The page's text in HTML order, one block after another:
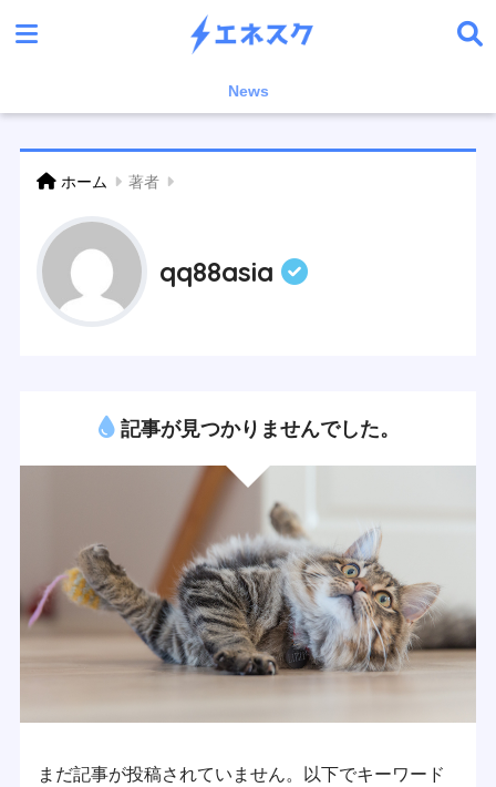
News
ホーム 著者
qq88asia
記事が見つかりませんでした。
まだ記事が投稿されていません。以下でキーワード